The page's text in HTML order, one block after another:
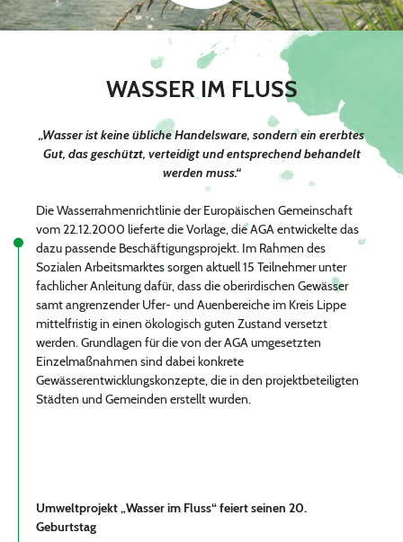
WASSER IM FLUSS
„Wasser ist keine übliche Handelsware, sondern ein ererbtes
Gut, das geschützt, verteidigt und entsprechend behandelt
werden muss.“
Die Wasserrahmenrichtlinie der Europäischen Gemeinschaft
vom 22.12.2000 lieferte die Vorlage, die AGA entwickelte das
dazu passende Beschäftigungsprojekt. Im Rahmen des
Sozialen Arbeitsmarktes sorgen aktuell 15 Teilnehmer unter
fachlicher Anleitung dafür, dass die oberirdischen Gewässer
samt angrenzender Ufer- und Auenbereiche im Kreis Lippe
mittelfristig in einen ökologisch guten Zustand versetzt
werden. Grundlagen für die von der AGA umgesetzten
Einzelmaßnahmen sind dabei konkrete
Gewässerentwicklungskonzepte, die in den projektbeteiligten
Städten und Gemeinden erstellt wurden.
Umweltprojekt „Wasser im Fluss“ feiert seinen 20.
Geburtstag